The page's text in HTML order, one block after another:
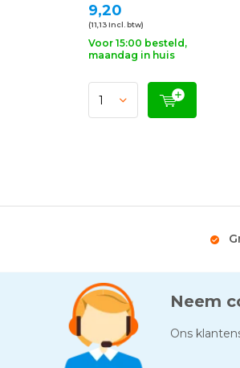
9,20
(11,13 Incl. btw)
Voor 15:00 besteld,
maandag in huis
Neem
Ons